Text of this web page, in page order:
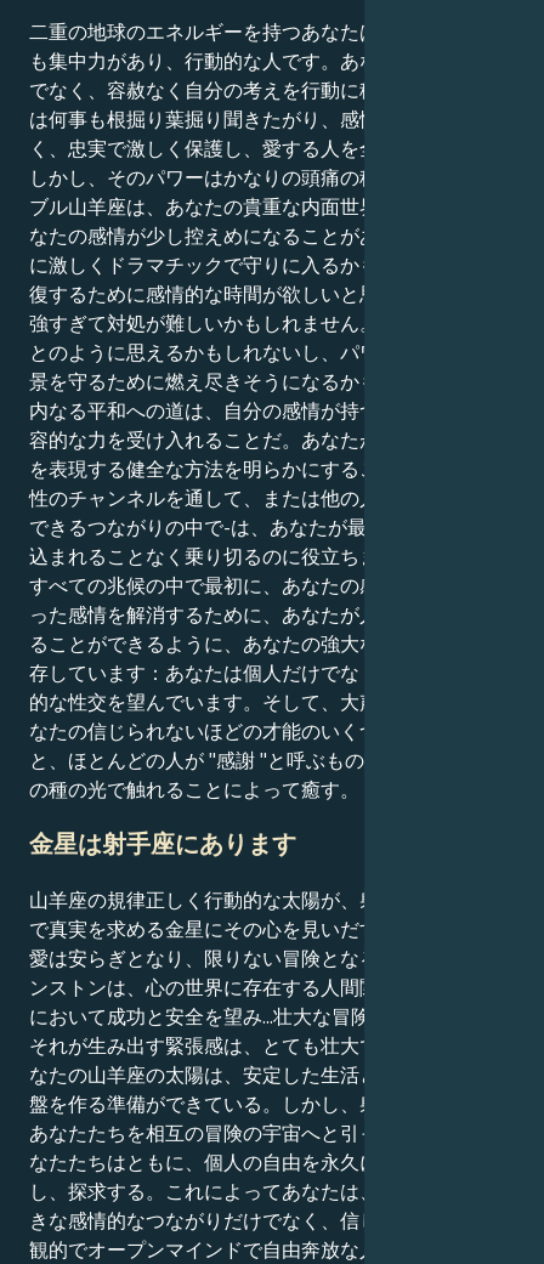
二重の地球のエネルギーを持つあなたは、星座の中で最
も集中力があり、行動的な人です。あなたは考えるだけ
でなく、容赦なく自分の考えを行動に移します。あなた
は何事も根掘り葉掘り聞きたがり、感情的にはとても深
く、忠実で激しく保護し、愛する人を全身全霊で守る。
しかし、そのパワーはかなりの頭痛の種をもたらす。ダ
ブル山羊座は、あなたの貴重な内面世界を守るとき、あ
なたの感情が少し控えめになることがあるので、代わり
に激しくドラマチックで守りに入るかもしれません。回
復するために感情的な時間が欲しいと思っても、感情が
強すぎて対処が難しいかもしれません。世界は大変なこ
とのように思えるかもしれないし、パワフルな内なる風
景を守るために燃え尽きそうになるかもしれない。
内なる平和への道は、自分の感情が持つポジティブで変
容的な力を受け入れることだ。あなたが見つけた激しさ
を表現する健全な方法を明らかにすること-芸術や創造
性のチャンネルを通して、または他の人間との深く信頼
できるつながりの中で-は、あなたが最悪の深みに飲み
込まれることなく乗り切るのに役立ちます。どれだけ
すべての兆候の中で最初に、あなたの感情の健康は、劣
った感情を解消するために、あなたが人間のように感じ
ることができるように、あなたの強大な感情の解放に依
存しています：あなたは個人だけでなく、群衆との定期
的な性交を望んでいます。そして、大声で叫ぶためにあ
なたの信じられないほどの才能のいくつかを使用する
と、ほとんどの人が "感謝 "と呼ぶものを超えているこ
の種の光で触れることによって癒す。
金星は射手座にあります
山羊座の規律正しく行動的な太陽が、射手座の自由奔放
で真実を求める金星にその心を見いだすとき、あなたの
愛は安らぎとなり、限りない冒険となる。あなたのウィ
ンストンは、心の世界に存在する人間関係以外のすべて
において成功と安全を望み...壮大な冒険を渇望する。
それが生み出す緊張感は、とても壮大で魅力的です。あ
なたの山羊座の太陽は、安定した生活とパートナーの基
盤を作る準備ができている。しかし、射手座の金星は、
あなたたちを相互の冒険の宇宙へと引っ張り、そこであ
なたたちはともに、個人の自由を永久に求めながら哲学
し、探求する。これによってあなたは、人間関係で大好
きな感情的なつながりだけでなく、信じられないほど楽
観的でオープンマインドで自由奔放な人との愛情をも経